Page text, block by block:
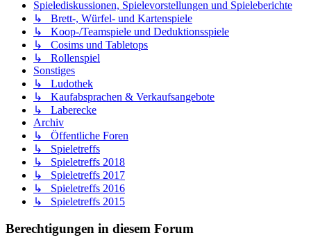
Spielediskussionen, Spielevorstellungen und Spieleberichte
↳ Brett-, Würfel- und Kartenspiele
↳ Koop-/Teamspiele und Deduktionsspiele
↳ Cosims und Tabletops
↳ Rollenspiel
Sonstiges
↳ Ludothek
↳ Kaufabsprachen & Verkaufsangebote
↳ Laberecke
Archiv
↳ Öffentliche Foren
↳ Spieletreffs
↳ Spieletreffs 2018
↳ Spieletreffs 2017
↳ Spieletreffs 2016
↳ Spieletreffs 2015
Berechtigungen in diesem Forum